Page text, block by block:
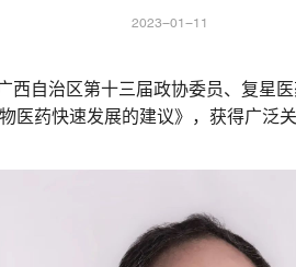
2023-01-11
自治区第十三届政协委员、复星
医药快速发展的建议》，获得广泛关